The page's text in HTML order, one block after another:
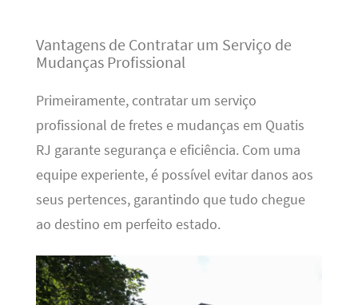
Vantagens de Contratar um Serviço de
Mudanças Profissional
Primeiramente, contratar um serviço
profissional de fretes e mudanças em Quatis
RJ garante segurança e eficiência. Com uma
equipe experiente, é possível evitar danos aos
seus pertences, garantindo que tudo chegue
ao destino em perfeito estado.